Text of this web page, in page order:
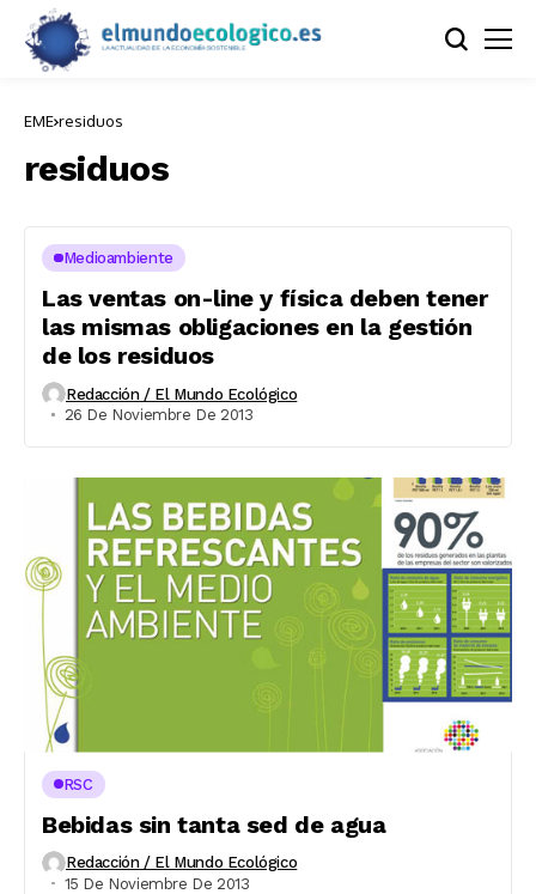
EME residuos
residuos
Medioambiente
Las ventas on-line y física deben tener
las mismas obligaciones en la gestión
de los residuos
Redacción / El Mundo Ecológico
26 De Noviembre De 2013
RSC
Bebidas sin tanta sed de agua
Redacción / El Mundo Ecológico
15 De Noviembre De 2013